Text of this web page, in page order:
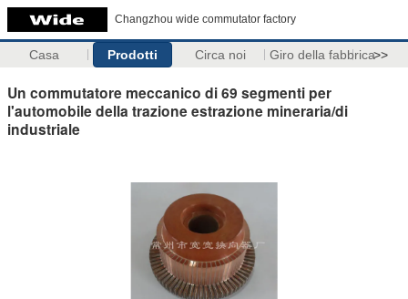
Changzhou wide commutator factory
Casa Prodotti Circa noi Giro della fabbrica>>
Un commutatore meccanico di 69 segmenti per
l'automobile della trazione estrazione mineraria/di
industriale